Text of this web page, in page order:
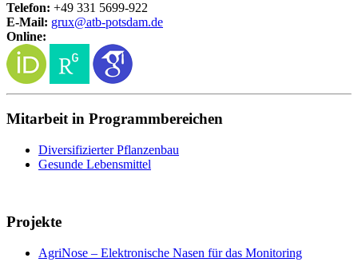
Telefon: +49 331 5699-922
E-Mail: grux@atb-potsdam.de
Online:
Mitarbeit in Programmbereichen
Diversifizierter Pflanzenbau
Gesunde Lebensmittel
Projekte
AgriNose – Elektronische Nasen für das Monitoring